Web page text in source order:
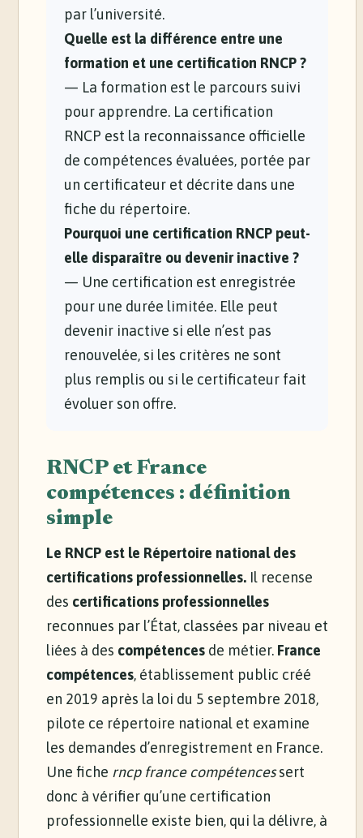
par l’université.
Quelle est la différence entre une
formation et une certification RNCP ?
— La formation est le parcours suivi
pour apprendre. La certification
RNCP est la reconnaissance officielle
de compétences évaluées, portée par
un certificateur et décrite dans une
fiche du répertoire.
Pourquoi une certification RNCP peut-
elle disparaître ou devenir inactive ?
— Une certification est enregistrée
pour une durée limitée. Elle peut
devenir inactive si elle n’est pas
renouvelée, si les critères ne sont
plus remplis ou si le certificateur fait
évoluer son offre.
RNCP et France
compétences : définition
simple
Le RNCP est le Répertoire national des
certifications professionnelles. Il recense
des certifications professionnelles
reconnues par l’État, classées par niveau et
liées à des compétences de métier. France
compétences, établissement public créé
en 2019 après la loi du 5 septembre 2018,
pilote ce répertoire national et examine
les demandes d’enregistrement en France.
Une fiche rncp france compétencessert
donc à vérifier qu’une certification
professionnelle existe bien, qui la délivre, à